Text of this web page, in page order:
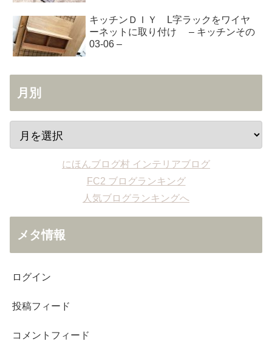
キッチンＤＩＹ L字ラックをワイヤ
ーネットに取り付け – キッチンその
03-06 –
月別
にほんブログ村 インテリアブログ
FC2 ブログランキング
人気ブログランキングへ
メタ情報
ログイン
投稿フィード
コメントフィード